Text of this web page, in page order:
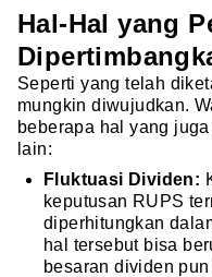
Hal-Hal yang
Seperti yang telah
mungkin diwujudkan.
beberapa hal yang
lain:
Fluktuasi Dividen:
keputusan RUPS
diperhitungkan
hal tersebut bisa
besaran dividen